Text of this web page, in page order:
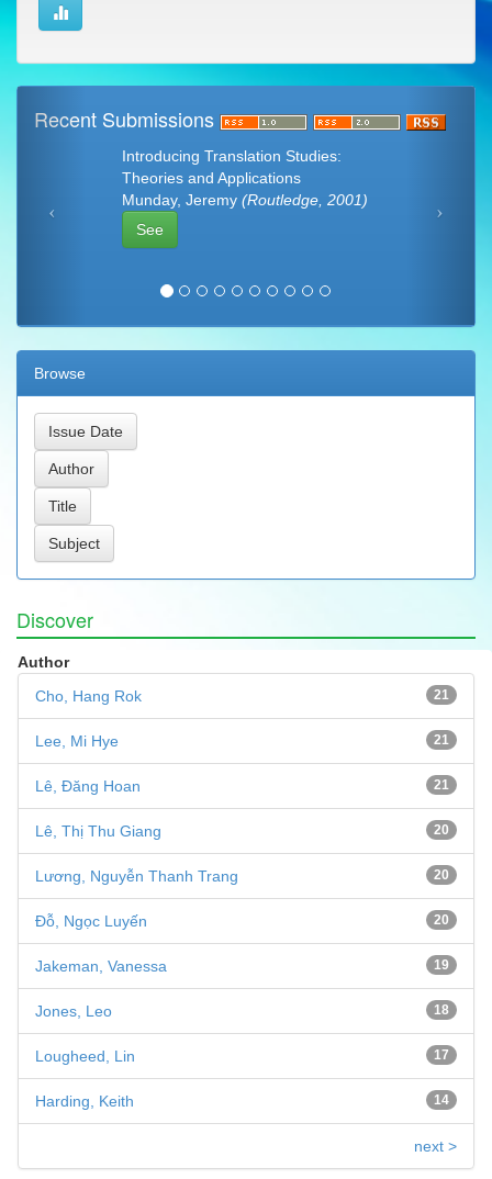
Recent Submissions
Introducing Translation Studies:
Theories and Applications
Munday, Jeremy (Routledge, 2001)
See
Browse
Discover
Author
21
Cho, Hang Rok
21
Lee, Mi Hye
21
Lê, Đăng Hoan
20
Lê, Thị Thu Giang
20
Lương, Nguyễn Thanh Trang
20
Đỗ, Ngọc Luyến
19
Jakeman, Vanessa
18
Jones, Leo
17
Lougheed, Lin
14
Harding, Keith
next >